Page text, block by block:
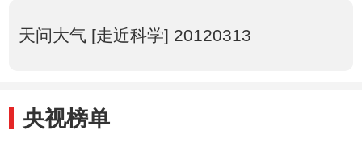
天问大气 [走近科学] 20120313
央视榜单